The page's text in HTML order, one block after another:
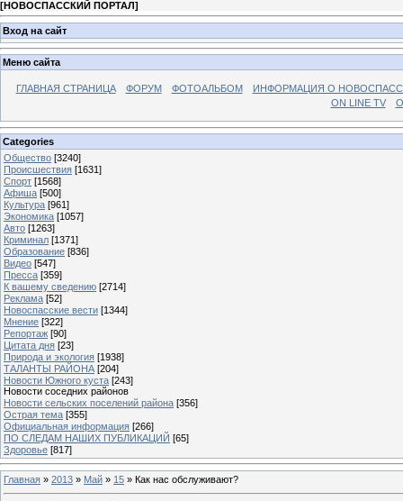
[НОВОСПАССКИЙ ПОРТАЛ]
Вход на сайт
Меню сайта
ГЛАВНАЯ СТРАНИЦА ФОРУМ ФОТОАЛЬБОМ
ИНФОРМАЦИЯ О
ON LINE TV
Categories
Общество [3240]
Происшествия [1631]
Спорт [1568]
Афиша [500]
Культура [961]
Экономика [1057]
Авто [1263]
Криминал [1371]
Образование [836]
Видео [547]
Пресса [359]
К вашему сведению [2714]
Реклама [52]
Новоспасские вести [1344]
Мнение [322]
Репортаж [90]
Цитата дня [23]
Природа и экология [1938]
ТАЛАНТЫ РАЙОНА [204]
Новости Южного куста [243]
Новости соседних районов
Новости сельских поселений района [356]
Острая тема [355]
Официальная информация [266]
ПО СЛЕДАМ НАШИХ ПУБЛИКАЦИЙ [65]
Здоровье [817]
Главная » 2013 » Май » 15 » Как нас обслуживают?